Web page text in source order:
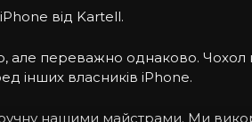
від Kartell.
але переважно однаково.
інших власників iPhone.
нашими майстрами. Ми